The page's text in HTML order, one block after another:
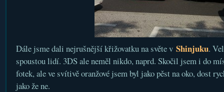
Dále jsme dali nejrušnější křižovatku na světe v Shinjuku.
spoustou lidí. 3DS ale neměl nikdo, naprd. Skočil jsem i do
fotek, ale ve svítivě oranžové jsem byl jako pěst na oko, dost
jako že ne.